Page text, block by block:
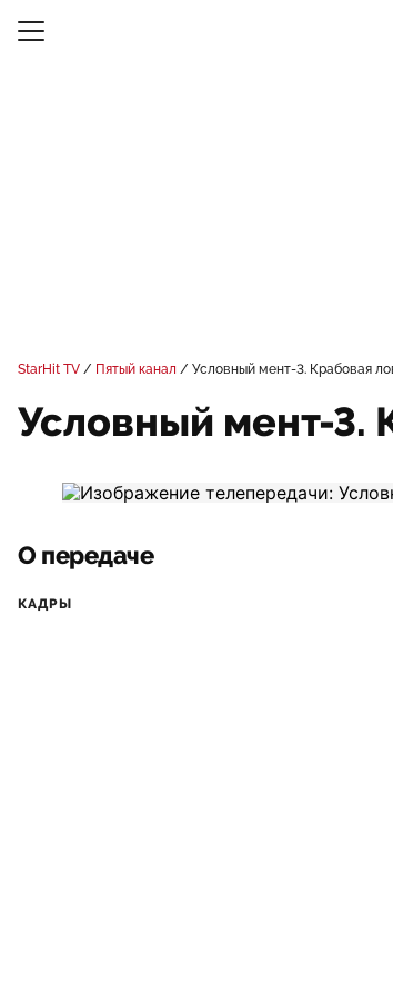
StarHit TV Пятый канал Условный мент-3. Крабовая
Условный мент-3.
О передаче
КАДРЫ